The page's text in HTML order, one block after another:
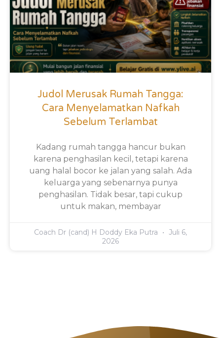
Judol Merusak Rumah Tangga:
Cara Menyelamatkan Nafkah
Sebelum Terlambat
Kadang rumah tangga hancur bukan
karena penghasilan kecil, tetapi karena
uang halal bocor ke jalan yang salah. Ada
keluarga yang sebenarnya punya
penghasilan. Tidak besar, tapi cukup
untuk makan, membayar
Coach Dr (cand) H Doddy Eka Putra
Juli 6,
2026